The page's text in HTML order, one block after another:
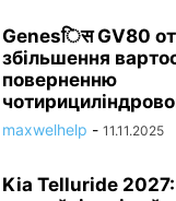
Genesिस GV80
збільшення
поверненню
maxwelhelp - 11.11.2025
Kia Telluride 2027: